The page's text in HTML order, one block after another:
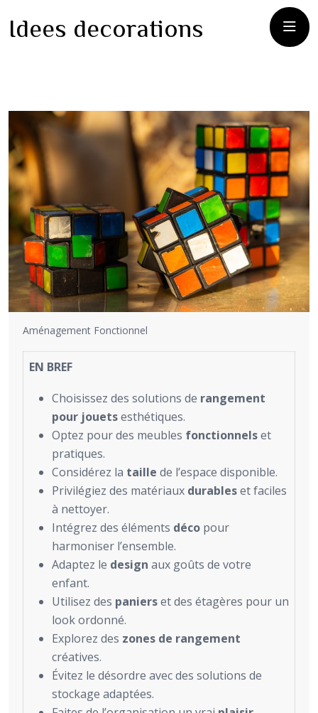
Idees decorations
Aménagement Fonctionnel
EN BREF
Choisissez des solutions de rangement
pour jouetsesthétiques.
Optez pour des meubles fonctionnelset
pratiques.
Considérez la taille de l’espace disponible.
Privilégiez des matériaux durableset faciles
à nettoyer.
Intégrez des éléments déco pour
harmoniser l’ensemble.
Adaptez le design aux goûts de votre
enfant.
Utilisez des panierset des étagères pour un
look ordonné.
Explorez des zones de rangement
créatives.
Évitez le désordre avec des solutions de
stockage adaptées.